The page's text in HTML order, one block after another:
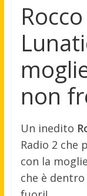
non
Un inedito
Radio 2 che
con la
che è